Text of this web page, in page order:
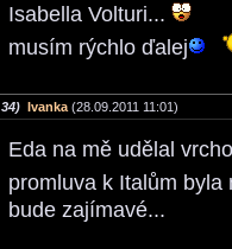
Isabella Volturi...
musím rýchlo ďalej
34) Ivanka (28.09.2011 11:01)
Eda na mě udělal
promluva k Italům
bude zajímavé...